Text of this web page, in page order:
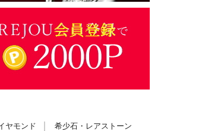
ヤモンド 希少石・レアストーン